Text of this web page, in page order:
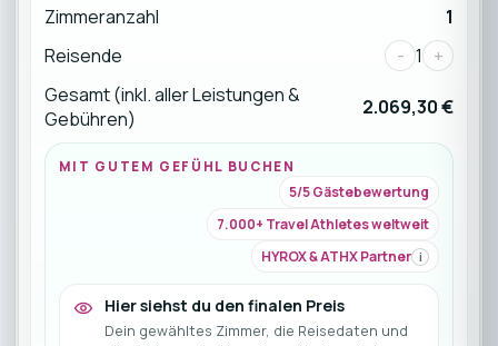
Zimmeranzahl
1
Reisende
- 1 +
Gesamt (inkl. aller Leistungen &
Gebühren)
2.069,30 €
MIT GUTEM GEFÜHL BUCHEN
5/5 Gästebewertung
7.000+ Travel Athletes weltweit
HYROX & ATHX Partner i
Hier siehst du den finalen Preis
Dein gewähltes Zimmer, die Reisedaten und